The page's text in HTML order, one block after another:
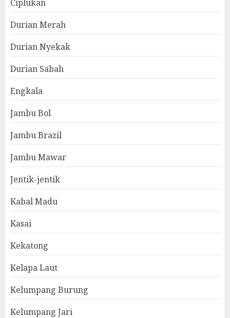
Ciplukan
Durian Merah
Durian Nyekak
Durian Sabah
Engkala
Jambu Bol
Jambu Brazil
Jambu Mawar
Jentik-jentik
Kabal Madu
Kasai
Kekatong
Kelapa Laut
Kelumpang Burung
Kelumpang Jari